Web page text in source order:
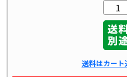
送料はカート